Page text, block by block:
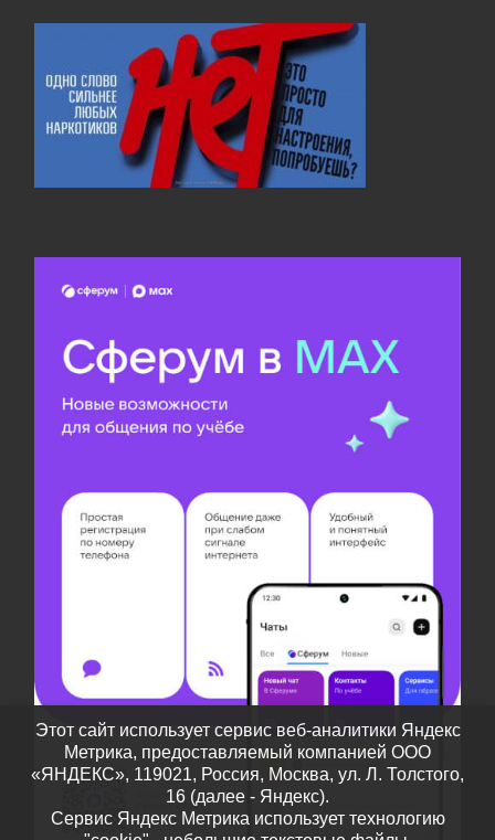
Этот сайт использует сервис веб-аналитики Яндекс
Метрика, предоставляемый компанией ООО
«ЯНДЕКС», 119021, Россия, Москва, ул. Л. Толстого,
16 (далее - Яндекс).
Сервис Яндекс Метрика использует технологию